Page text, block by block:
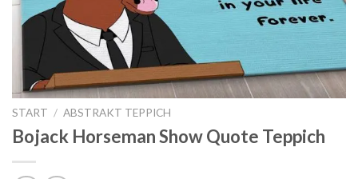
START / ABSTRAKT TEPPICH
Bojack Horseman Show Quote Teppich